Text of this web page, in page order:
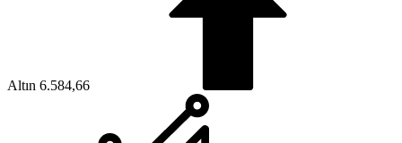
Altın 6.584,66